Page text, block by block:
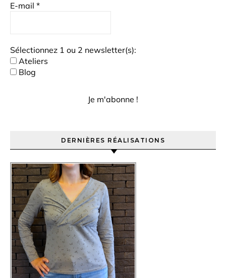
E-mail *
Sélectionnez 1 ou 2 newsletter(s):
Ateliers
Blog
DERNIÈRES RÉALISATIONS